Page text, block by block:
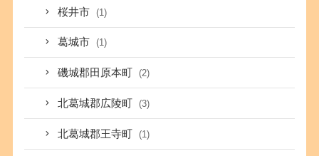
桜井市 (1)
葛城市 (1)
磯城郡田原本町 (2)
北葛城郡広陵町 (3)
北葛城郡王寺町 (1)